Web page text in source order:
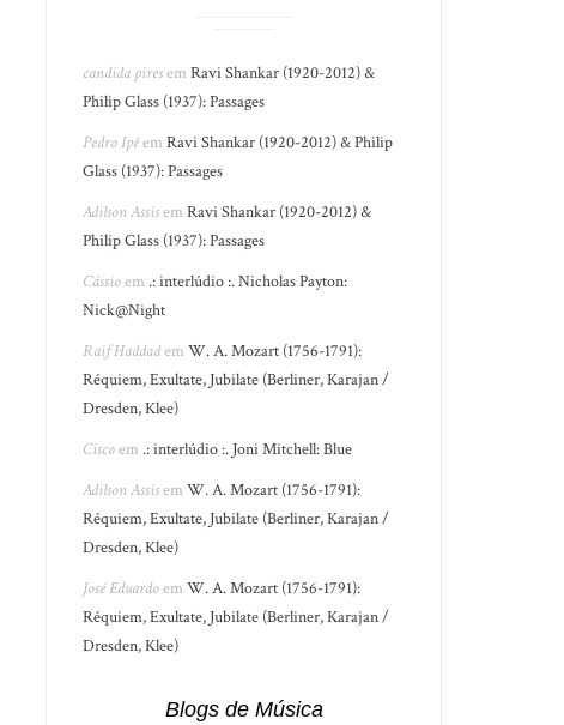
candida piresemRavi Shankar (1920-2012) &
Philip Glass (1937): Passages
Pedro IpêemRavi Shankar (1920-2012) & Philip
Glass (1937): Passages
Adilson AssisemRavi Shankar (1920-2012) &
Philip Glass (1937): Passages
Cássioem .: interlúdio :. Nicholas Payton:
Nick@Night
Raif HaddademW. A. Mozart (1756-1791):
Réquiem, Exultate, Jubilate (Berliner, Karajan /
Dresden, Klee)
Ciscoem .: interlúdio :. Joni Mitchell: Blue
Adilson AssisemW. A. Mozart (1756-1791):
Réquiem, Exultate, Jubilate (Berliner, Karajan /
Dresden, Klee)
José EduardoemW. A. Mozart (1756-1791):
Réquiem, Exultate, Jubilate (Berliner, Karajan /
Dresden, Klee)
Blogs de Música